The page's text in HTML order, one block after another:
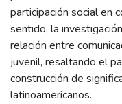
participación social en
sentido, la
relación entre
juvenil, resaltando el
construcción de
latinoamericanos.